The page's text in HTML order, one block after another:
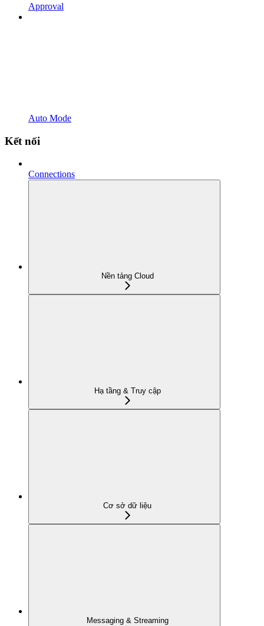
Approval
Auto Mode
Kết nối
Connections
Nền tảng Cloud
Hạ tầng & Truy cập
Cơ sở dữ liệu
Messaging & Streaming